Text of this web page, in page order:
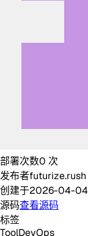
部署次数0 次
发布者futurize.rush
创建于2026-04-04
源码查看源码
标签
ToolDevOps